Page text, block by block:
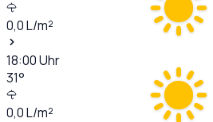
0,0L/m²
18:00Uhr
31°
0,0L/m²